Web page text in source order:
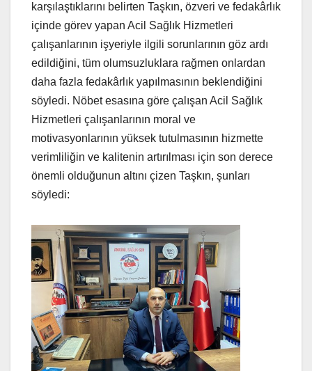
karşılaştıklarını belirten Taşkın, özveri ve fedakârlık
içinde görev yapan Acil Sağlık Hizmetleri
çalışanlarının işyeriyle ilgili sorunlarının göz ardı
edildiğini, tüm olumsuzluklara rağmen onlardan
daha fazla fedakârlık yapılmasının beklendiğini
söyledi. Nöbet esasına göre çalışan Acil Sağlık
Hizmetleri çalışanlarının moral ve
motivasyonlarının yüksek tutulmasının hizmette
verimliliğin ve kalitenin artırılması için son derece
önemli olduğunun altını çizen Taşkın, şunları
söyledi: